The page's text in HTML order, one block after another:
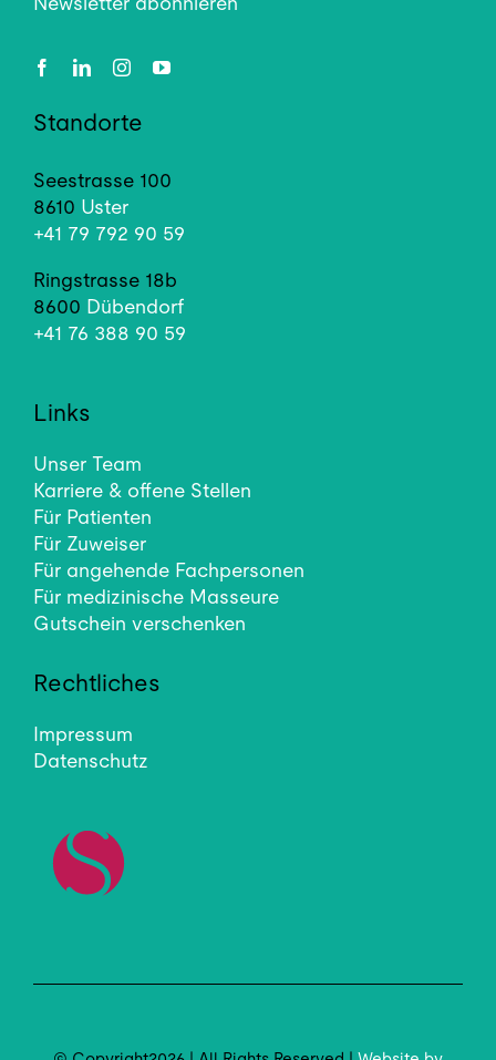
Standorte
Seestrasse 100
8610 Uster
+41 79 792 90 59
Ringstrasse 18b
8600 Dübendorf
+41 76 388 90 59
Links
Unser Team
Karriere & offene Stellen
Für Patienten
Für Zuweiser
Für angehende Fachpersonen
Für medizinische Masseure
Gutschein verschenken
Rechtliches
Impressum
Datenschutz